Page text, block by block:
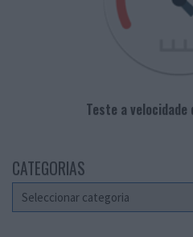
Teste a
CATEGORIAS
Categorias